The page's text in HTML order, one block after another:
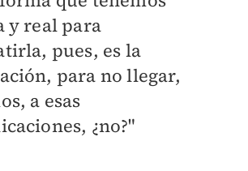
y real para
pues, es la
para no llegar,
a esas
¿no?"